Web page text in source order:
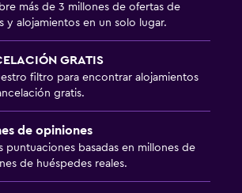
más de 3 millones de ofertas de
y alojamientos en un solo lugar.
GRATIS
filtro para encontrar alojamientos
gratis.
de opiniones
puntuaciones basadas en millones de
de huéspedes reales.